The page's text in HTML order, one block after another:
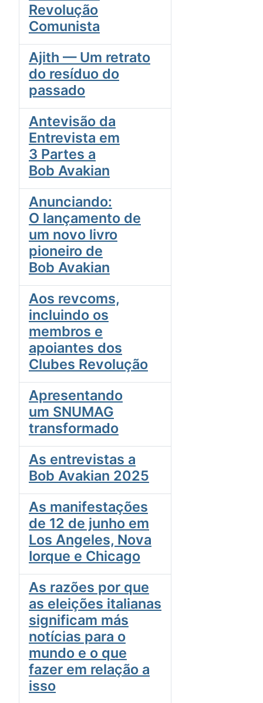
Revolução
Comunista
Ajith — Um retrato
do resíduo do
passado
Antevisão da
Entrevista em
3 Partes a
Bob Avakian
Anunciando:
O lançamento de
um novo livro
pioneiro de
Bob Avakian
Aos revcoms,
incluindo os
membros e
apoiantes dos
Clubes Revolução
Apresentando
um SNUMAG
transformado
As entrevistas a
Bob Avakian 2025
As manifestações
de 12 de junho em
Los Angeles, Nova
Iorque e Chicago
As razões por que
as eleições italianas
significam más
notícias para o
mundo e o que
fazer em relação a
isso